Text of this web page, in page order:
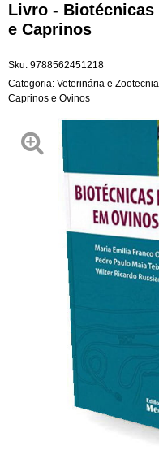
Livro -
e Caprinos
Sku: 9788562451218
Categoria: Veterinária e Zootecnia
Caprinos e Ovinos